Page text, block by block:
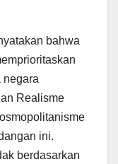
bahwa
negara
Realisme
ini.
berdasarkan